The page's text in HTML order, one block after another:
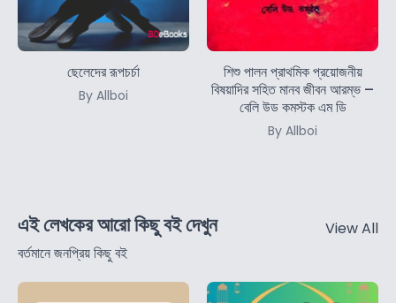
ছেলেদের রূপচর্চা
By Allboi
শিশু পালন প্রাথমিক প্রয়োজনীয়
বিষয়াদির সহিত মানব জীবন আরম্ভ –
বেলি উড কমস্টক এম ডি
By Allboi
এই লেখকের আরো কিছু বই দেখুন
বর্তমানে জনপ্রিয় কিছু বই
View All